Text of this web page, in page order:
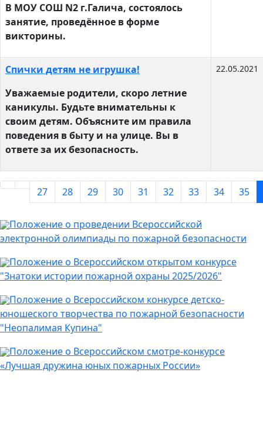
В МОУ СОШ N2 г.Галича, состоялось
занятие, проведённое в форме
викторины.
Спички детям не игрушка!
Уважаемые родители, скоро летние
каникулы. Будьте внимательны к
своим детям. Объясните им правила
поведения в быту и на улице. Вы в
ответе за их безопасность.
22.05.2021
27 28 29 30 31 32 33 34 35
Положение о проведении Всероссийской
электронной олимпиады по пожарной безопасности
Положение о Всероссийском открытом конкурсе
"Знатоки истории пожарной охраны 2025/2026"
Положение о Всероссийском конкурсе детско-
юношеского творчества по пожарной безопасности
"Неопалимая Купина"
Положение о Всероссийском смотре-конкурсе
«Лучшая дружина юных пожарных России»